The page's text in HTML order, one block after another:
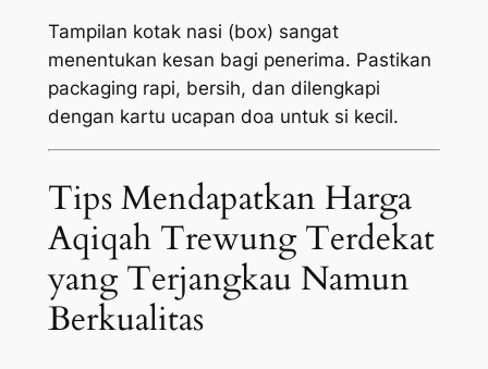
Tampilan kotak nasi (box) sangat
menentukan kesan bagi penerima. Pastikan
packaging rapi, bersih, dan dilengkapi
dengan kartu ucapan doa untuk si kecil.
Tips Mendapatkan Harga
Aqiqah Trewung Terdekat
yang Terjangkau Namun
Berkualitas